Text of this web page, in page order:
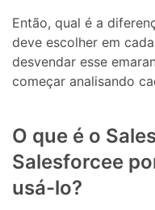
Então, qual é a
deve escolher em
desvendar esse
começar analisando
O que é o
Salesforcee
usá-lo?